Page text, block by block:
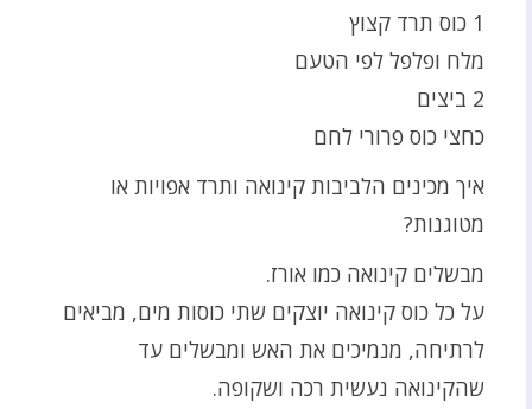
1 כוס תרד קצוץ
מלח ופלפל לפי הטעם
2 ביצים
כחצי כוס פרורי לחם
איך מכינים הלביבות קינואה ותרד אפויות או
מטוגנות?
מבשלים קינואה כמו אורז.
על כל כוס קינואה יוצקים שתי כוסות מים, מביאים
לרתיחה, מנמיכים את האש ומבשלים עד
שהקינואה נעשית רכה ושקופה.